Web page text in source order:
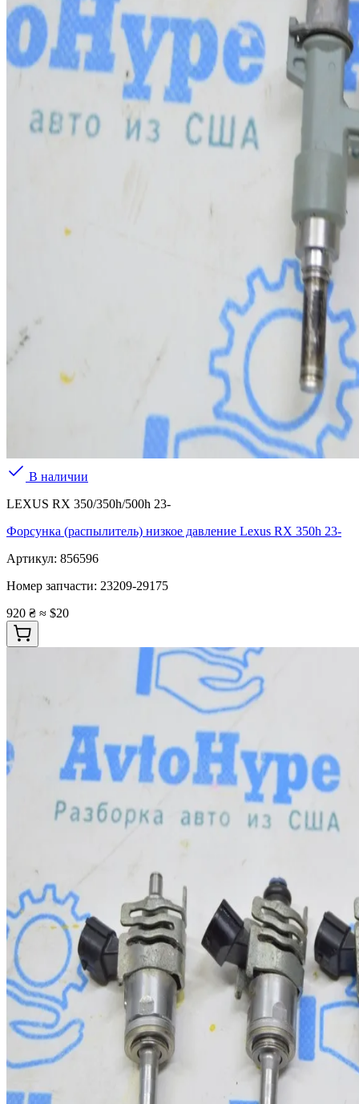
В наличии
LEXUS RX 350/350h/500h 23-
Форсунка (распылитель) низкое давление Lexus RX 350h 23-
Артикул: 856596
Номер запчасти: 23209-29175
920 ₴ ≈ $20